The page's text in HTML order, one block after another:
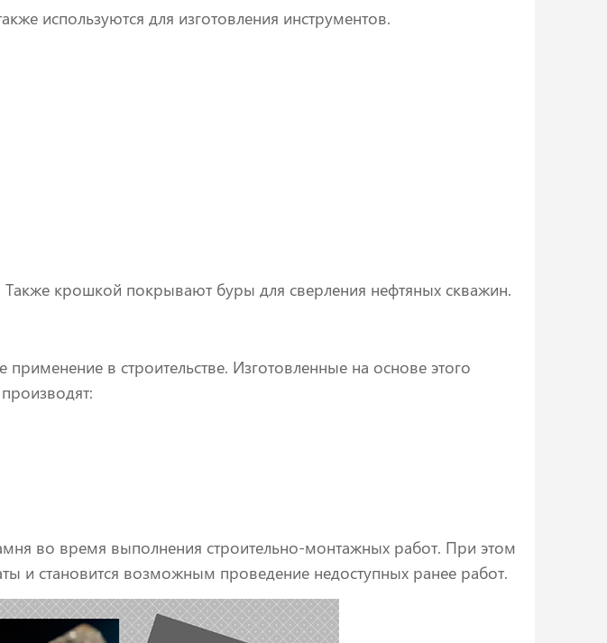
используются для изготовления инструментов.
Также крошкой покрывают буры для сверления нефтяных скважин.
в строительстве. Изготовленные на основе этого
во время выполнения строительно-монтажных работ. При этом
и становится возможным проведение недоступных ранее работ.